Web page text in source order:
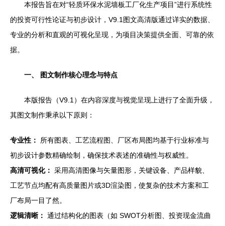
本报告旨在对“轻质环保水泥墙板工厂化生产项目”进行系统性
的投资可行性论证与初步设计，V9.1图文高清版通过详实的数据、
专业的分析和直观的可视化呈现，为项目决策提供全面、可靠的依
据。
一、 图文制作核心理念与特点
本版报告（V9.1）在内容深度与视觉呈现上进行了全面升级，
其图文制作秉承以下原则：
专业性：
所有图表、工艺流程图、厂区布局图均基于行业标准与
初步设计参数精确绘制，确保技术表述的准确性与权威性。
高清可视化： 采用高清图像与矢量图形，关键设备、产品样貌、
工艺节点均配有高质量图片或3D渲染图，使复杂的技术方案和工
厂布局一目了然。
逻辑清晰： 通过结构化的图表（如 SWOT分析图、投资现金流曲